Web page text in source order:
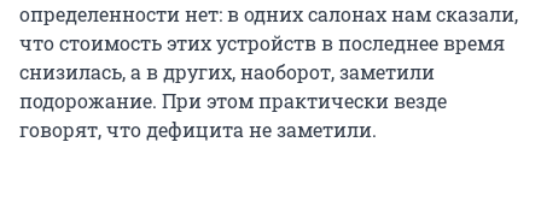
определенности нет: в одних салонах нам сказали,
что стоимость этих устройств в последнее время
снизилась, а в других, наоборот, заметили
подорожание. При этом практически везде
говорят, что дефицита не заметили.